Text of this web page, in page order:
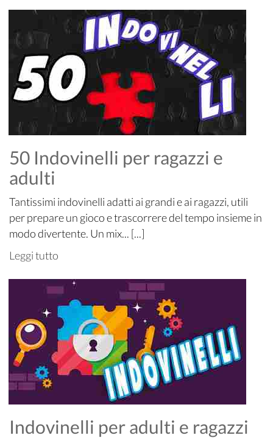
50 Indovinelli per ragazzi e
adulti
Tantissimi indovinelli adatti ai grandi e ai ragazzi, utili
per prepare un gioco e trascorrere del tempo insieme in
modo divertente. Un mix... [...]
Leggi tutto
Indovinelli per adulti e ragazzi